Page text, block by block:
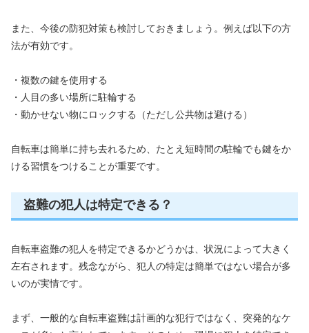
また、今後の防犯対策も検討しておきましょう。例えば以下の方
法が有効です。
・複数の鍵を使用する
・人目の多い場所に駐輪する
・動かせない物にロックする（ただし公共物は避ける）
自転車は簡単に持ち去れるため、たとえ短時間の駐輪でも鍵をか
ける習慣をつけることが重要です。
盗難の犯人は特定できる？
自転車盗難の犯人を特定できるかどうかは、状況によって大きく
左右されます。残念ながら、犯人の特定は簡単ではない場合が多
いのが実情です。
まず、一般的な自転車盗難は計画的な犯行ではなく、突発的なケ